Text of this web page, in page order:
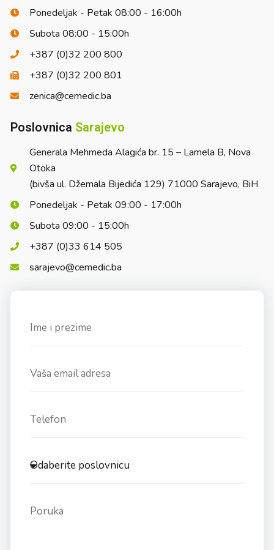
Ponedeljak - Petak 08:00 - 16:00h
Subota 08:00 - 15:00h
+387 (0)32 200 800
+387 (0)32 200 801
zenica@cemedic.ba
Poslovnica Sarajevo
Generala Mehmeda Alagića br. 15 – Lamela B, Nova
Otoka
(bivša ul. Džemala Bijedića 129) 71000 Sarajevo, BiH
Ponedeljak - Petak 09:00 - 17:00h
Subota 09:00 - 15:00h
+387 (0)33 614 505
sarajevo@cemedic.ba